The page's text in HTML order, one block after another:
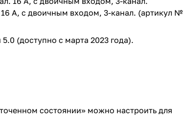
А, с двоичным входом, 3-канал. (артикул №
(доступно с марта 2023 года).
состоянии» можно настроить для